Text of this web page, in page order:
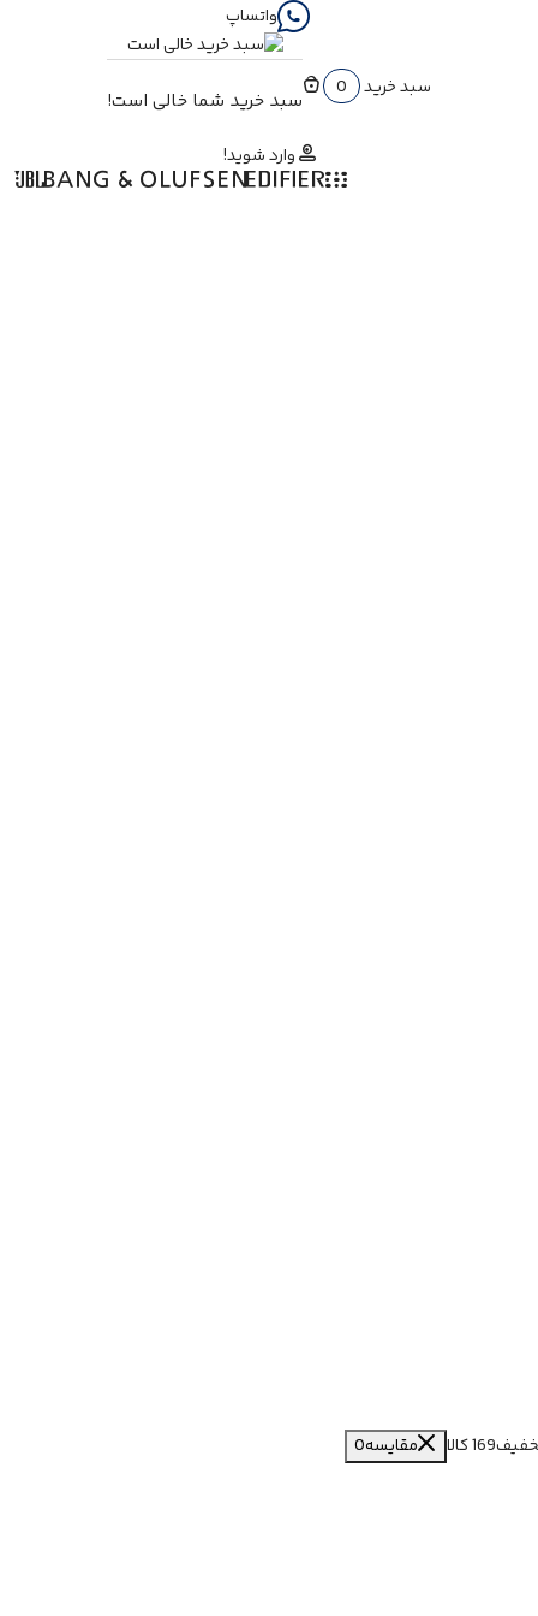
واتساپ
سبد خرید 0
سبد خرید شما خالی است!
وارد شوید!
169 کالا مقایسه0